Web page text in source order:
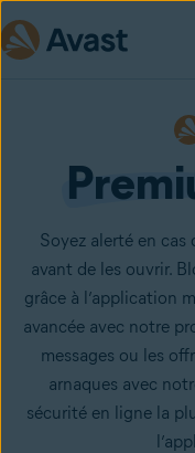
Soyez alerté en cas
avant de les ouvrir.
grâce à l’application
avancée avec notre
messages ou les
arnaques avec
sécurité en ligne la